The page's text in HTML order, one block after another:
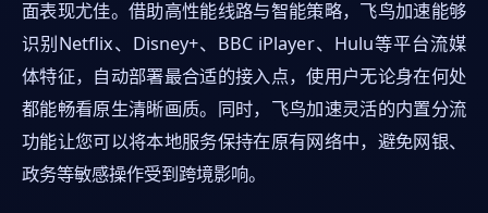
面表现尤佳。借助高性能线路与智能策略，飞鸟加速能够
识别Netflix、Disney+、BBC iPlayer、Hulu等平台流媒
体特征，自动部署最合适的接入点，使用户无论身在何处
都能畅看原生清晰画质。同时，飞鸟加速灵活的内置分流
功能让您可以将本地服务保持在原有网络中，避免网银、
政务等敏感操作受到跨境影响。